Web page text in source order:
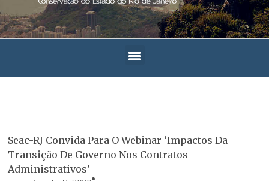
Seac-RJ Convida Para O Webinar ‘Impactos Da
Transição De Governo Nos Contratos
Administrativos’